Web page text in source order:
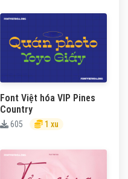
Font Việt hóa VIP Pines
Country
605 1 xu